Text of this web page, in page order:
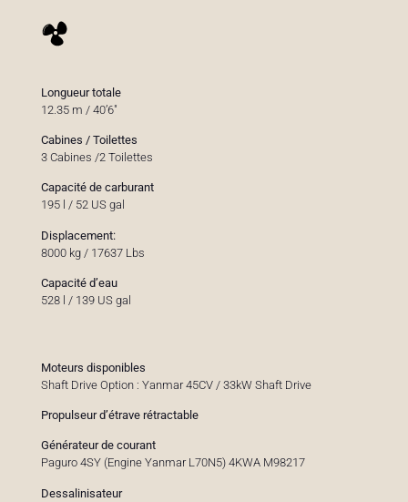
Longueur totale
12.35 m / 40’6″
Cabines / Toilettes
3 Cabines /2 Toilettes
Capacité de carburant
195 l / 52 US gal
Displacement:
8000 kg / 17637 Lbs
Capacité d’eau
528 l / 139 US gal
Moteurs disponibles
Shaft Drive Option : Yanmar 45CV / 33kW Shaft Drive
Propulseur d’étrave rétractable
Générateur de courant
Paguro 4SY (Engine Yanmar L70N5) 4KWA M98217
Dessalinisateur